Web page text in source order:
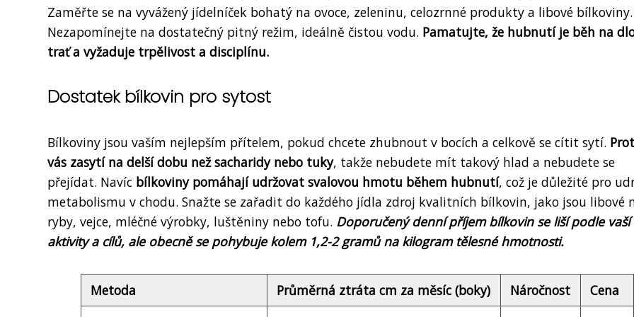
Zaměřte se na vyvážený jídelníček bohatý na ovoce, zeleninu, celozrnné produkty a libové bílkoviny.
Nezapomínejte na dostatečný pitný režim, ideálně čistou vodu. Pamatujte, že hubnutí je běh na
trať a vyžaduje trpělivost a disciplínu.
Dostatek bílkovin pro sytost
Bílkoviny jsou vaším nejlepším přítelem, pokud chcete zhubnout v bocích a celkově se cítit sytí.
vás zasytí na delší dobu než sacharidy nebo tuky, takže nebudete mít takový hlad a nebudete se
přejídat. Navíc bílkoviny pomáhají udržovat svalovou hmotu během hubnutí, což je důležité pro
metabolismu v chodu. Snažte se zařadit do každého jídla zdroj kvalitních bílkovin, jako jsou libové
ryby, vejce, mléčné výrobky, luštěniny nebo tofu. Doporučený denní příjem bílkovin se liší podle vaší
aktivity a cílů, ale obecně se pohybuje kolem 1,2-2 gramů na kilogram tělesné hmotnosti.
Metoda Průměrná ztráta cm za měsíc (boky) Náročnost
Cena